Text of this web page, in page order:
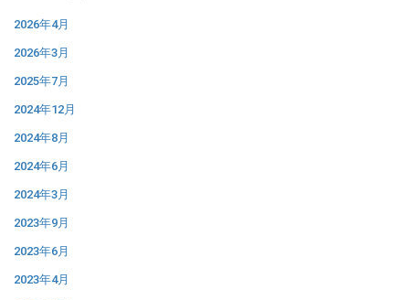
2026年4月
2026年3月
2025年7月
2024年12月
2024年8月
2024年6月
2024年3月
2023年9月
2023年6月
2023年4月